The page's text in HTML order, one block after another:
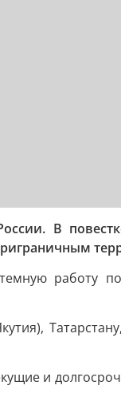
В
работу
и